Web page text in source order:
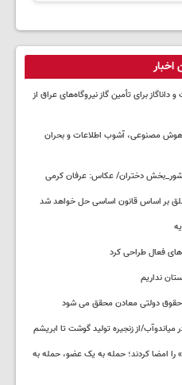
اخبار
برای تأمین گاز نیروگاه‌های عراق از
هوش مصنوعی، آشوب اطلاعات و بحران
کشور_بخش دختران/ عکاس: عرفان کرمی
معلق بر اساس قانون اساسی حل خواهد شد
فعال طراحی کرد
نداریم
حقوق دولتی معادن محقق می شود
میاندوآب/از زنجیره تولید گوشت تا ابریشم
را امضا کردند؛ حمله به یک عضو، حمله به